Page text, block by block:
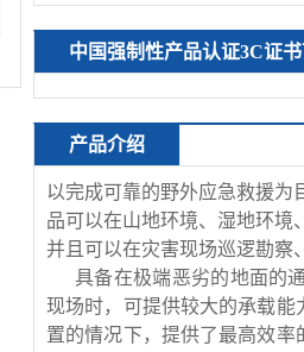
中国强制性产品认证3C证
产品介绍
以完成可靠的野外应急救援为
品可以在山地环境、湿地环境
并且可以在灾害现场巡逻勘察
具备在极端恶劣的地面的
现场时，可提供较大的承载
置的情况下，提供了最高效